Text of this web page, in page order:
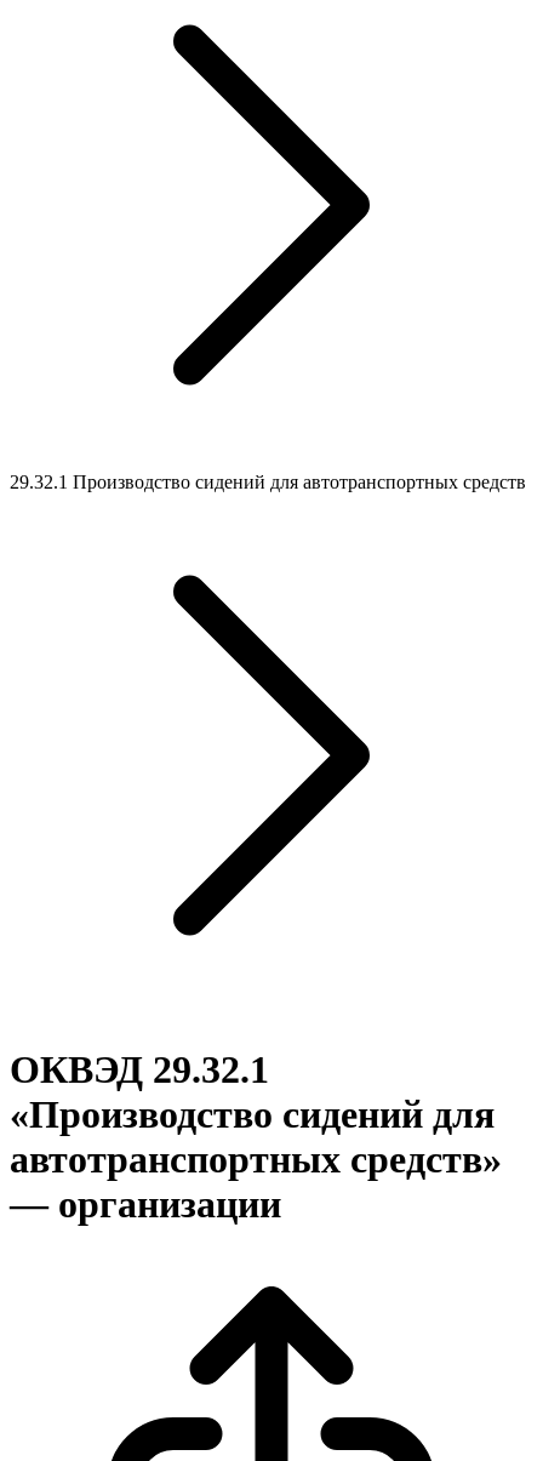
29.32.1 Производство сидений для автотранспортных средств
ОКВЭД 29.32.1
«Производство сидений для
автотранспортных средств»
— организации